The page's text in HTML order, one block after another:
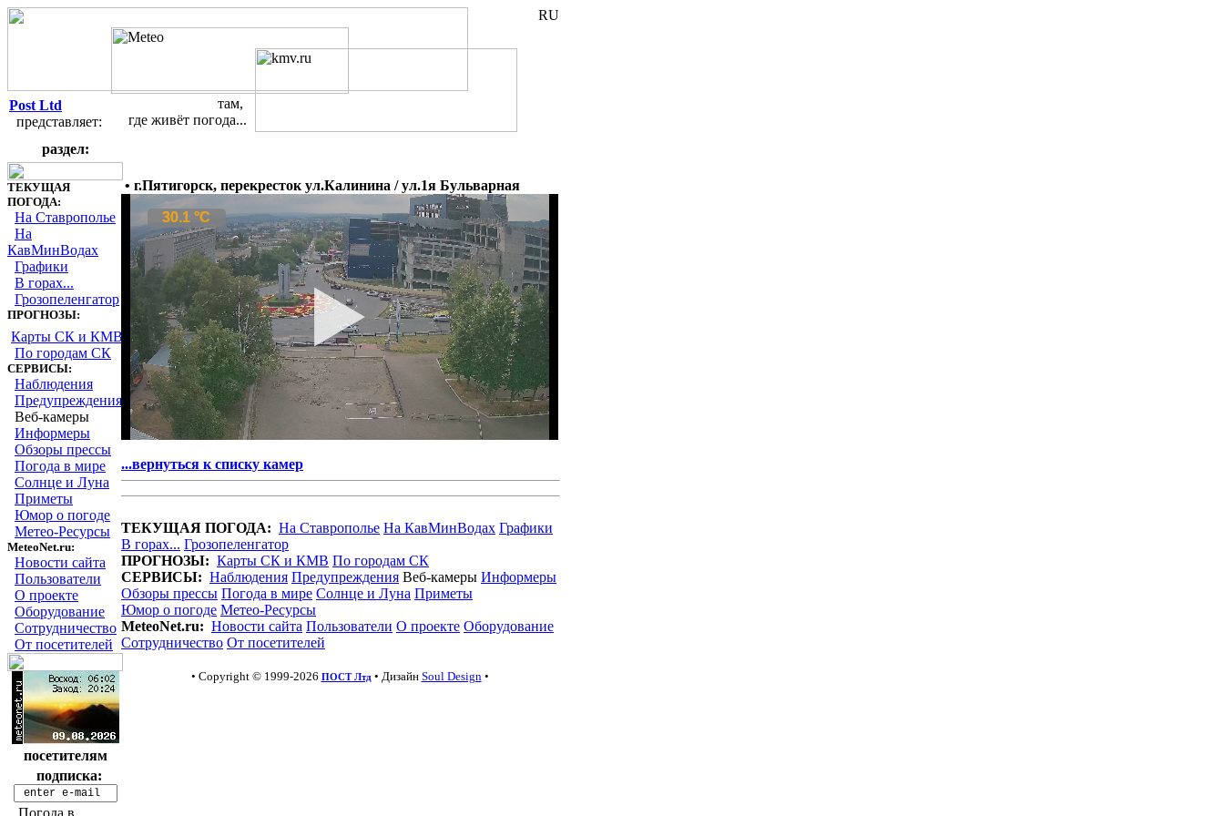
Post Ltd
представляет:
там,
где живёт погода...
раздел:
ТЕКУЩАЯ
ПОГОДА:
На Ставрополье
На
КавМинВодах
Графики
В горах...
Грозопеленгатор
ПРОГНОЗЫ:
Карты СК и КМВ
По городам СК
СЕРВИСЫ:
Наблюдения
Предупреждения
Веб-камеры
Информеры
Обзоры прессы
Погода в мире
Солнце и Луна
Приметы
Юмор о погоде
Метео-Ресурсы
MeteoNet.ru:
Новости сайта
Пользователи
О проекте
Оборудование
Сотрудничество
От посетителей
посетителям
подписка:
Погода в
• г.Пятигорск, перекресток ул.Калинина / ул.1я Бульварная
...вернуться к списку камер
ТЕКУЩАЯ ПОГОДА: На Ставрополье На КавМинВодах Графики
В горах... Грозопеленгатор
ПРОГНОЗЫ: Карты СК и КМВ По городам СК
СЕРВИСЫ: Наблюдения Предупреждения Веб-камеры Информеры
Обзоры прессы Погода в мире Солнце и Луна Приметы
Юмор о погоде Метео-Ресурсы
MeteoNet.ru: Новости сайта Пользователи О проекте Оборудование
Сотрудничество От посетителей
• Copyright © 1999-2026 ПОСТ Лтд• Дизайн Soul Design•